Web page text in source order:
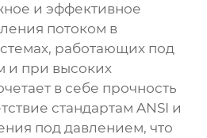
и эффективное
потоком в
работающих под
и при высоких
в себе прочность
стандартам ANSI и
под давлением, что